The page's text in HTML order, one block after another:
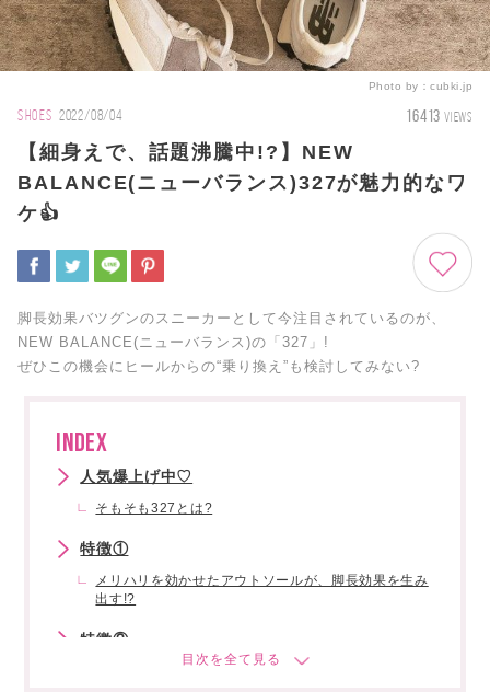
Photo by： cubki.jp
SHOES 2022/08/04 16413 VIEWS
【細身えで、話題沸騰中!?】NEW
BALANCE(ニューバランス)327が魅力的なワ
ケ👍
脚長効果バツグンのスニーカーとして今注目されているのが、
NEW BALANCE(ニューバランス)の「327」!
ぜひこの機会にヒールからの“乗り換え”も検討してみない?
INDEX
人気爆上げ中♡
そもそも327とは?
特徴①
メリハリを効かせたアウトソールが、脚長効果を生み
出す!?
特徴②
自然に身長をUPできるヒール高で、脚長効果を感じ